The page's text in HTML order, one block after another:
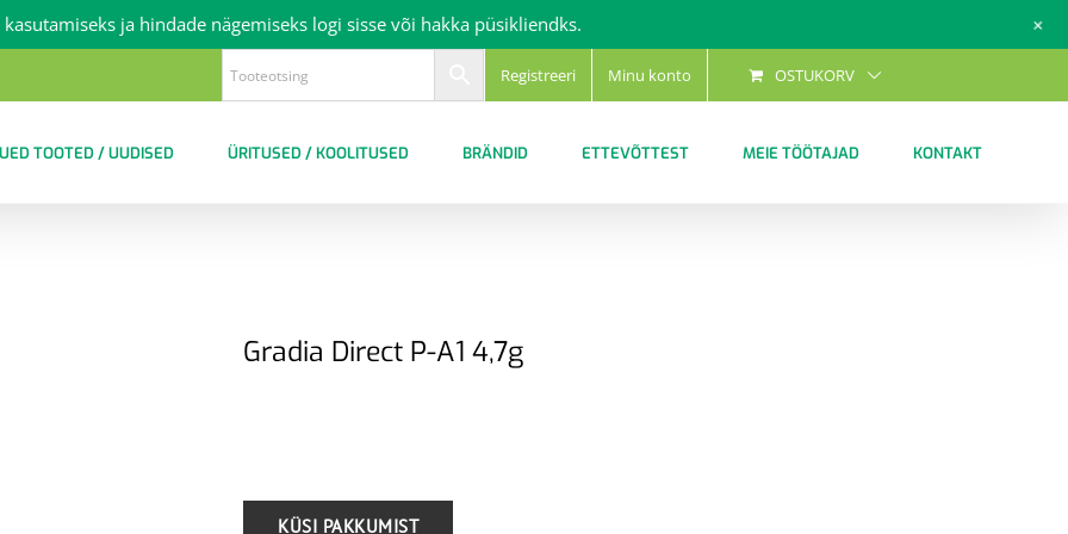
Registreeri Minu konto OSTUKORV
TOOTED / UUDISED ÜRITUSED / KOOLITUSED BRÄNDID ETTEVÕTTEST MEIE TÖÖTAJAD KONTAKT
Gradia Direct P-A1 4,7g
kasutamiseks ja hindade nägemiseks logi sisse või hakka püsikliendks. +